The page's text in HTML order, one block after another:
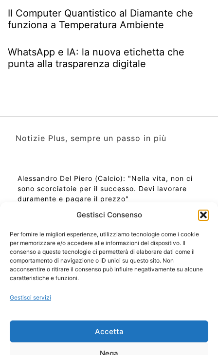
Gestisci Consenso
Per fornire le migliori esperienze, utilizziamo tecnologie come i cookie
per memorizzare e/o accedere alle informazioni del dispositivo. Il
consenso a queste tecnologie ci permetterà di elaborare dati come il
comportamento di navigazione o ID unici su questo sito. Non
acconsentire o ritirare il consenso può influire negativamente su alcune
caratteristiche e funzioni.
Gestisci servizi
Accetta
Nega
Il Computer Quantistico al Diamante che
funziona a Temperatura Ambiente
WhatsApp e IA: la nuova etichetta che
punta alla trasparenza digitale
Notizie Plus, sempre un passo in più
Alessandro Del Piero (Calcio): "Nella vita, non ci
sono scorciatoie per il successo. Devi lavorare
duramente e pagare il prezzo"
Ora Esatta in Italia in questo momento
Ti Senti Strano Ultimamente? Potrebbe Essere per
la Risonanza di Schumann
Come Sapere Se Stai Ascendendo alla Quinta
Copyright 2026 NotiziePlus.com